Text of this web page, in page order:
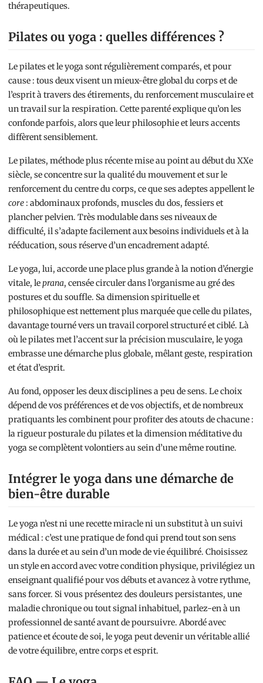
thérapeutiques.
Pilates ou yoga : quelles différences ?
Le pilates et le yoga sont régulièrement comparés, et pour
cause : tous deux visent un mieux-être global du corps et de
l’esprit à travers des étirements, du renforcement musculaire et
un travail sur la respiration. Cette parenté explique qu’on les
confonde parfois, alors que leur philosophie et leurs accents
diffèrent sensiblement.
Le pilates, méthode plus récente mise au point au début du XXe
siècle, se concentre sur la qualité du mouvement et sur le
renforcement du centre du corps, ce que ses adeptes appellent le
core: abdominaux profonds, muscles du dos, fessiers et
plancher pelvien. Très modulable dans ses niveaux de
difficulté, il s’adapte facilement aux besoins individuels et à la
rééducation, sous réserve d’un encadrement adapté.
Le yoga, lui, accorde une place plus grande à la notion d’énergie
vitale, leprana, censée circuler dans l’organisme au gré des
postures et du souffle. Sa dimension spirituelle et
philosophique est nettement plus marquée que celle du pilates,
davantage tourné vers un travail corporel structuré et ciblé. Là
où le pilates met l’accent sur la précision musculaire, le yoga
embrasse une démarche plus globale, mêlant geste, respiration
et état d’esprit.
Au fond, opposer les deux disciplines a peu de sens. Le choix
dépend de vos préférences et de vos objectifs, et de nombreux
pratiquants les combinent pour profiter des atouts de chacune :
la rigueur posturale du pilates et la dimension méditative du
yoga se complètent volontiers au sein d’une même routine.
Intégrer le yoga dans une démarche de
bien-être durable
Le yoga n’est ni une recette miracle ni un substitut à un suivi
médical : c’est une pratique de fond qui prend tout son sens
dans la durée et au sein d’un mode de vie équilibré. Choisissez
un style en accord avec votre condition physique, privilégiez un
enseignant qualifié pour vos débuts et avancez à votre rythme,
sans forcer. Si vous présentez des douleurs persistantes, une
maladie chronique ou tout signal inhabituel, parlez-en à un
professionnel de santé avant de poursuivre. Abordé avec
patience et écoute de soi, le yoga peut devenir un véritable allié
de votre équilibre, entre corps et esprit.